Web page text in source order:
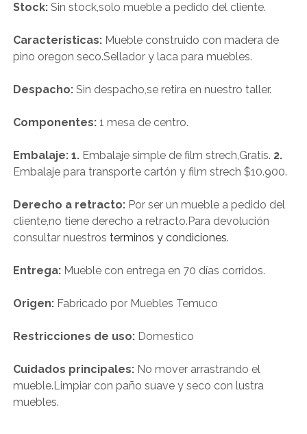
Stock:Sin stock,solo mueble a pedido del cliente.
Características: Mueble construido con madera de
pino oregon seco.Sellador y laca para muebles.
Despacho:Sin despacho,se retira en nuestro taller.
Componentes: 1 mesa de centro.
Embalaje: 1.Embalaje simple de film strech,Gratis. 2.
Embalaje para transporte cartón y film strech $10.900.
Derecho a retracto: Por ser un mueble a pedido del
cliente,no tiene derecho a retracto.Para devolución
consultar nuestros terminos y condiciones.
Entrega:Mueble con entrega en 70 días corridos.
Origen:Fabricado por Muebles Temuco
Restricciones de uso:Domestico
Cuidados principales: No mover arrastrando el
mueble.Limpiar con paño suave y seco con lustra
muebles.